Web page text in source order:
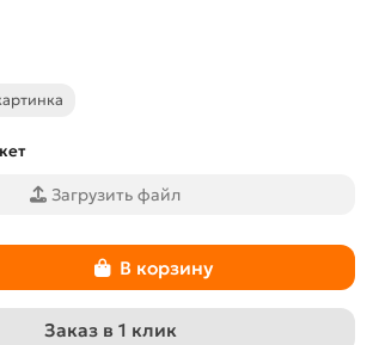
Загрузить файл
В корзину
Заказ в 1 клик